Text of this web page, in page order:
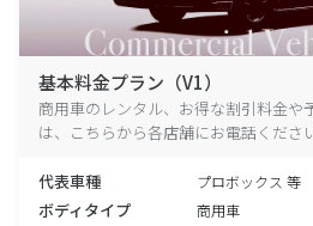
基本料金プラン（V1）
商用車のレンタル、お得な割引料金や
は、こちらから各店舗にお電話ください
代表車種 プロボックス 等
ボディタイプ 商用車